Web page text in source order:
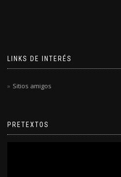
LINKS DE INTERÉS
Sitios amigos
PRETEXTOS